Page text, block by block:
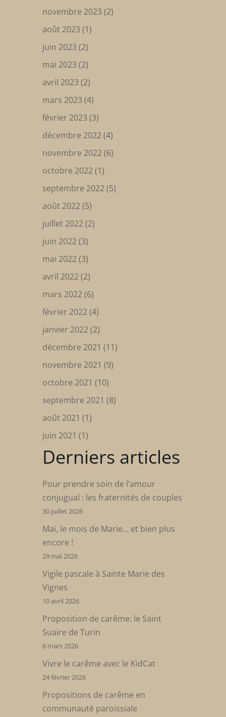
novembre 2023 (2)
août 2023 (1)
juin 2023 (2)
mai 2023 (2)
avril 2023 (2)
mars 2023 (4)
février 2023 (3)
décembre 2022(4)
novembre 2022(6)
octobre 2022(1)
septembre 2022(5)
août 2022(5)
juillet 2022(2)
juin 2022(3)
mai 2022(3)
avril 2022(2)
mars 2022(6)
février 2022(4)
janvier 2022(2)
décembre 2021 (11)
novembre 2021 (9)
octobre 2021 (10)
septembre 2021 (8)
août 2021 (1)
juin 2021 (1)
Derniers articles
Pour prendre soin de l’amour
conjugual : les fraternités de couples
30 juillet 2026
Mai, le mois de Marie… et bien plus
encore !
29 mai 2026
Vigile pascale à Sainte Marie des
Vignes
10 avril 2026
Proposition de carême: le Saint
Suaire de Turin
6 mars 2026
Vivre le carême avec le KidCat
24 février 2026
Propositions de carême en
communauté paroissiale